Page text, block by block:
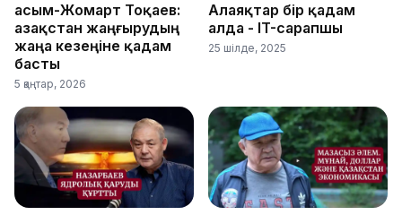
Қасым-Жомарт Тоқаев:
Қазақстан жаңғырудың
жаңа кезеңіне қадам
басты
5 қаңтар, 2026
Алаяқтар бір қадам
алда - IT-сарапшы
25 шілде, 2025